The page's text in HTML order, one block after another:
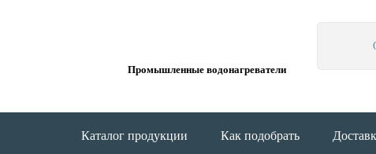
Промышленные водонагреватели
Каталог продукции Как подобрать